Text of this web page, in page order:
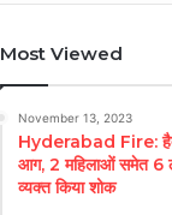
Most Viewed
November 13, 2023
Hyderabad Fire:
आग, 2 महिलाओं समेत 6
व्यक्त किया शोक